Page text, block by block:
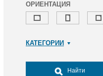
ОРИЕНТАЦИЯ
КАТЕГОРИИ
Досуг, туризм и отдых
Найти